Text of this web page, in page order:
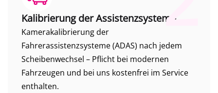
Kalibrierung der Assistenzsysteme
Kamerakalibrierung der
Fahrerassistenzsysteme (ADAS) nach jedem
Scheibenwechsel – Pflicht bei modernen
Fahrzeugen und bei uns kostenfrei im Service
enthalten.